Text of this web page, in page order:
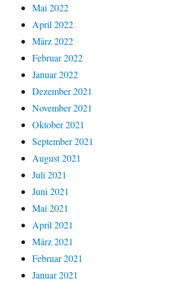
Mai 2022
April 2022
März 2022
Februar 2022
Januar 2022
Dezember 2021
November 2021
Oktober 2021
September 2021
August 2021
Juli 2021
Juni 2021
Mai 2021
April 2021
März 2021
Februar 2021
Januar 2021